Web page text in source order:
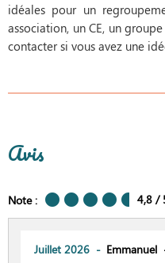
idéales pour un
association, un CE, un
contacter si vous avez une
Avis
Note : 4,8 /
Juillet 2026 Emmanuel